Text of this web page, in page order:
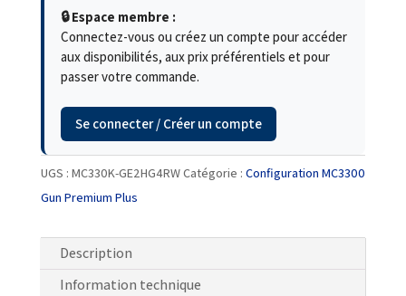
🔒 Espace membre :
Connectez-vous ou créez un compte pour accéder
aux disponibilités, aux prix préférentiels et pour
passer votre commande.
Se connecter / Créer un compte
UGS : MC330K-GE2HG4RWCatégorie : Configuration MC3300
Gun Premium Plus
Description
Information technique